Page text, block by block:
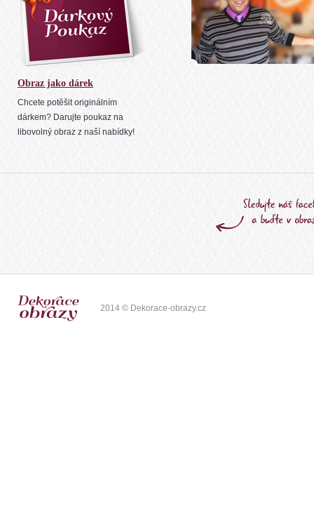
Obraz jako dárek
Chcete potěšit originálním
dárkem? Darujte poukaz na
libovolný obraz z naší nabídky!
2014 © Dekorace-obrazy.cz